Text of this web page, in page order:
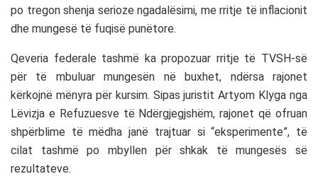
po tregon shenja serioze ngadalësimi, me rritje të inflacionit
dhe mungesë të fuqisë punëtore.
Qeveria federale tashmë ka propozuar rritje të TVSH-së
për të mbuluar mungesën në buxhet, ndërsa rajonet
kërkojnë mënyra për kursim. Sipas juristit Artyom Klyga nga
Lëvizja e Refuzuesve të Ndërgjegjshëm, rajonet që ofruan
shpërblime të mëdha janë trajtuar si “eksperimente”, të
cilat tashmë po mbyllen për shkak të mungesës së
rezultateve.